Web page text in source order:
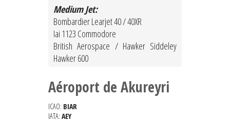
Medium Jet:
Bombardier Learjet 40 / 40XR
Iai 1123 Commodore
British Aerospace / Hawker Siddeley
Hawker 600
Aéroport de Akureyri
ICAO: BIAR
IATA: AEY